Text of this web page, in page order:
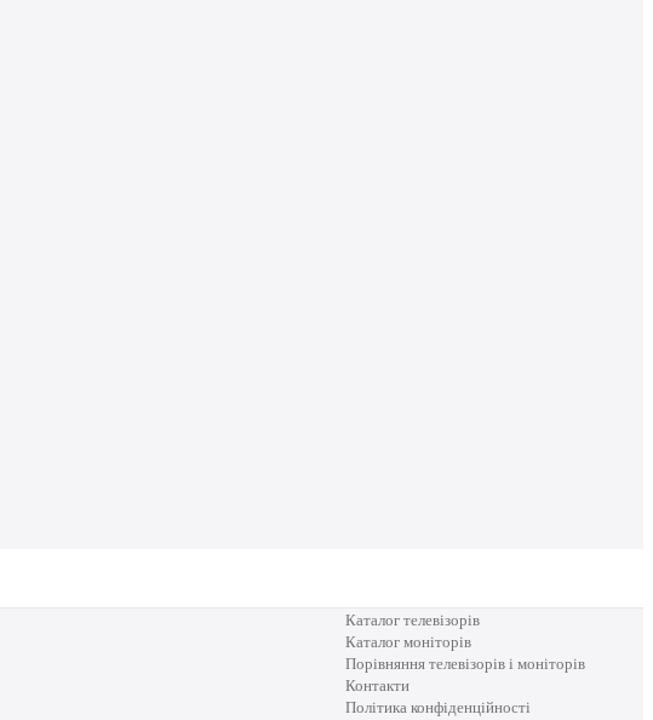
Каталог телевізорів
Каталог моніторів
Порівняння телевізорів і моніторів
Контакти
Політика конфіденційності